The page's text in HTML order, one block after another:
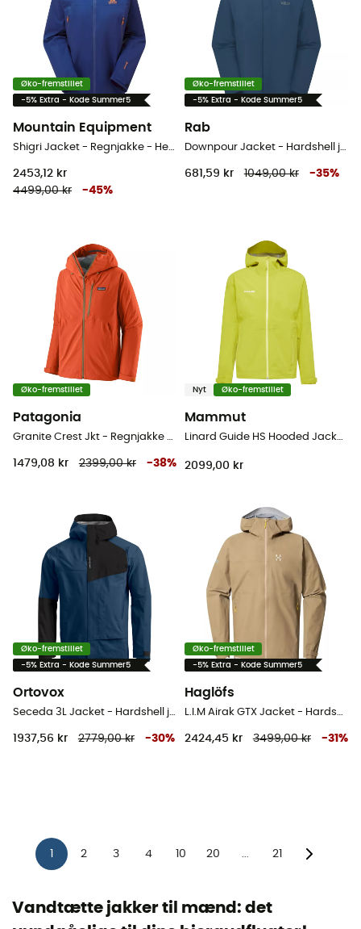
Øko-fremstillet
-5% Extra - Kode Summer5
Mountain Equipment
Shigri Jacket - Regnjakke - Herrer
2453,12 kr
4499,00 kr
-45%
Øko-fremstillet
-5% Extra - Kode Summer5
Rab
Downpour Jacket - Hardshell jakke - Herrer
681,59 kr 1049,00 kr -35%
Øko-fremstillet
Patagonia
Granite Crest Jkt - Regnjakke - Herrer
1479,08 kr 2399,00 kr -38%
Nyt Øko-fremstillet
Mammut
Linard Guide HS Hooded Jacket - Hardshell jakke - Herrer
2099,00 kr
Øko-fremstillet
-5% Extra - Kode Summer5
Ortovox
Seceda 3L Jacket - Hardshell jakke - Herrer
1937,56 kr 2779,00 kr -30%
Øko-fremstillet
-5% Extra - Kode Summer5
Haglöfs
L.I.M Airak GTX Jacket - Hardshell jakke - Herrer
2424,45 kr 3499,00 kr -31 %
2 3 4 10 20 21
Vandtætte jakker til mænd: det